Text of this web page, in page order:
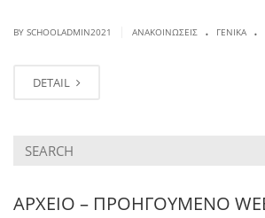
BY SCHOOLADMIN2021 ΑΝΑΚΟΙΝΏΣΕΙΣ . ΓΕΝΙΚΆ .
DETAIL
ΑΡΧΕΙΟ – ΠΡΟΗΓΟΥΜΕΝΟ